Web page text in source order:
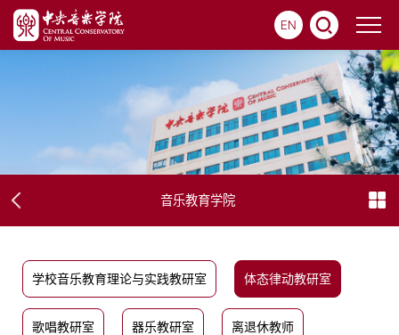
EN
音乐教育学院
学校音乐教育理论与实践教研室 体态律动教研室
歌唱教研室 器乐教研室 离退休教师